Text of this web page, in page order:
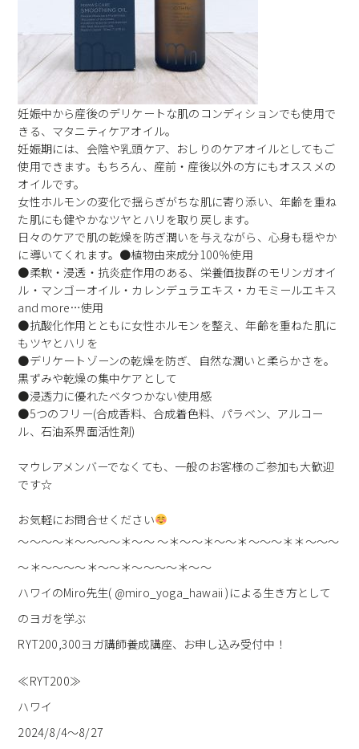
妊娠中から産後のデリケートな肌のコンディションでも使用で
きる、マタニティケアオイル。
妊娠期には、会陰や乳頭ケア、おしりのケアオイルとしてもご
使用できます。もちろん、産前・産後以外の方にもオススメの
オイルです。
女性ホルモンの変化で揺らぎがちな肌に寄り添い、年齢を重ね
た肌にも健やかなツヤとハリを取り戻します。
日々のケアで肌の乾燥を防ぎ潤いを与えながら、心身も穏やか
に導いてくれます。●植物由来成分100％使用
●柔軟・浸透・抗炎症作用のある、栄養価抜群のモリンガオイ
ル・マンゴーオイル・カレンデュラエキス・カモミールエキス
and more…使用
●抗酸化作用とともに女性ホルモンを整え、年齢を重ねた肌に
もツヤとハリを
●デリケートゾーンの乾燥を防ぎ、自然な潤いと柔らかさを。
黒ずみや乾燥の集中ケアとして
●浸透力に優れたベタつかない使用感
●5つのフリー(合成香料、合成着色料、パラベン、アルコー
ル、石油系界面活性剤)
マウレアメンバーでなくても、一般のお客様のご参加も大歓迎
です☆
お気軽にお問合せください
～～～～＊～～～～＊～～ ～＊～～＊～～＊～～～＊＊～～～
～＊～～～～＊～～＊～～～～＊～～
ハワイのMiro先生( @miro_yoga_hawaii )による生き方として
のヨガを学ぶ
RYT200,300ヨガ講師養成講座、お申し込み受付中！
≪RYT200≫
ハワイ
2024/8/4～8/27